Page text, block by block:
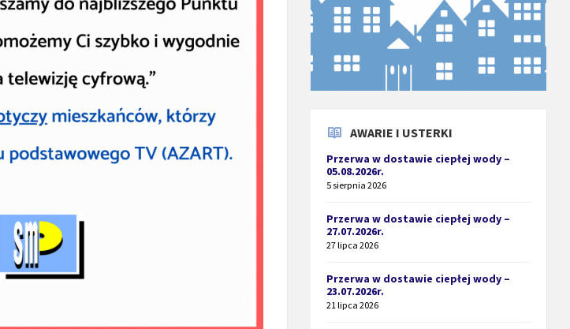
AWARIE I USTERKI
Przerwa w dostawie ciepłej wody –
05.08.2026r.
5 sierpnia 2026
Przerwa w dostawie ciepłej wody –
27.07.2026r.
27 lipca 2026
Przerwa w dostawie ciepłej wody –
23.07.2026r.
21 lipca 2026